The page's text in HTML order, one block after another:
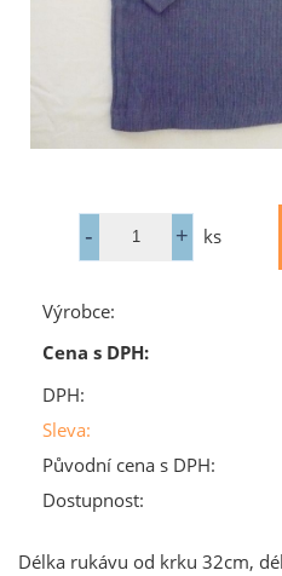
ks
Výrobce:
Cena s DPH:
DPH:
Sleva:
Původní cena s DPH:
Dostupnost:
Délka rukávu od krku 32cm,